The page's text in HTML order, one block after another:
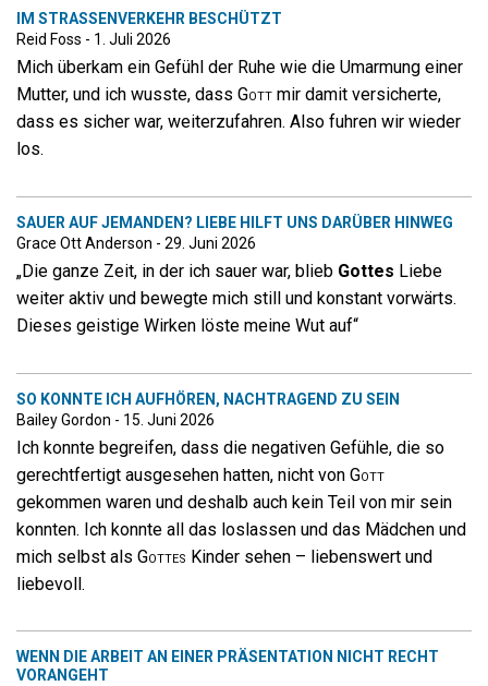
IM STRASSENVERKEHR BESCHÜTZT
Reid Foss - 1. Juli 2026
Mich überkam ein Gefühl der Ruhe wie die Umarmung einer
Mutter, und ich wusste, dass Gott mir damit versicherte,
dass es sicher war, weiterzufahren. Also fuhren wir wieder
los.
SAUER AUF JEMANDEN? LIEBE HILFT UNS DARÜBER HINWEG
Grace Ott Anderson - 29. Juni 2026
„Die ganze Zeit, in der ich sauer war, blieb Gottes Liebe
weiter aktiv und bewegte mich still und konstant vorwärts.
Dieses geistige Wirken löste meine Wut auf“
SO KONNTE ICH AUFHÖREN, NACHTRAGEND ZU SEIN
Bailey Gordon - 15. Juni 2026
Ich konnte begreifen, dass die negativen Gefühle, die so
gerechtfertigt ausgesehen hatten, nicht von Gott
gekommen waren und deshalb auch kein Teil von mir sein
konnten. Ich konnte all das loslassen und das Mädchen und
mich selbst als Gottes Kinder sehen – liebenswert und
liebevoll.
WENN DIE ARBEIT AN EINER PRÄSENTATION NICHT RECHT
VORANGEHT